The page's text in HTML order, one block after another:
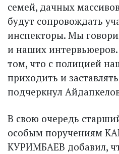
семей, дачных
будут сопровождать
инспекторы. Мы
и наших
том, что с полицией
приходить и
подчеркнул
В свою очередь
особым поручениям
КУРИМБАЕВ добавил,